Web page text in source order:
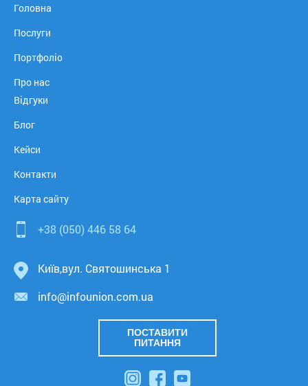
Головна
Послуги
Портфоліо
Про нас
Відгуки
Блог
Кейси
Контакти
Карта сайту
+38 (050)446 58 64
Київ,вул. Святошинська 1
info@infounion.com.ua
ПОСТАВИТИ
ПИТАННЯ